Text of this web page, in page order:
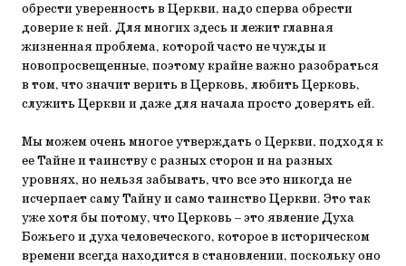
обрести уве­ренность в Церкви, надо сперва обрести
доверие к ней. Для многих здесь и лежит главная
жизненная проблема, которой часто не чужды и
новопросвещенные, поэтому крайне важ­но разобраться
в том, что значит верить в Церковь, любить Церковь,
служить Церкви и даже для начала просто дове­рять ей.
Мы можем очень многое утверждать о Церкви, подходя к
ее Тайне и таинству с разных сторон и на разных
уровнях, но нельзя забывать, что все это никогда не
исчерпает саму Тайну и само таинство Церкви. Это так
уже хотя бы потому, что Церковь – это явление Духа
Божьего и духа человечес­кого, которое в историческом
времени всегда находится в становлении, поскольку оно